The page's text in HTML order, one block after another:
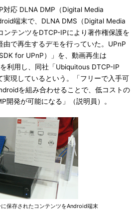
応 DLNA DMP（Digital Media
端末で、DLNA DMS（Digital Media
ンテンツをDTCP-IPにより著作権保護を
由で再生するデモを行っていた。UPnP
for UPnP）」を、動画再生は
利用し、同社「Ubiquitous DTCP-IP
実現しているという。「フリーで入手可
を組み合わせることで、低コストの
開発が可能になる」（説明員）。
保存されたコンテンツをAndroid端末